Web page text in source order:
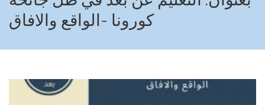
كورونا -الواقع والافاق